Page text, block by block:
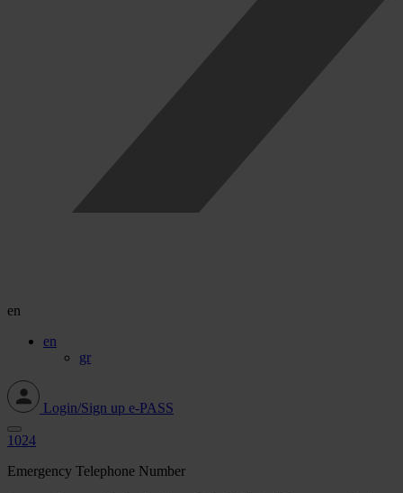
en
en
gr
Login/Sign up e-PASS
1024
Emergency Telephone Number